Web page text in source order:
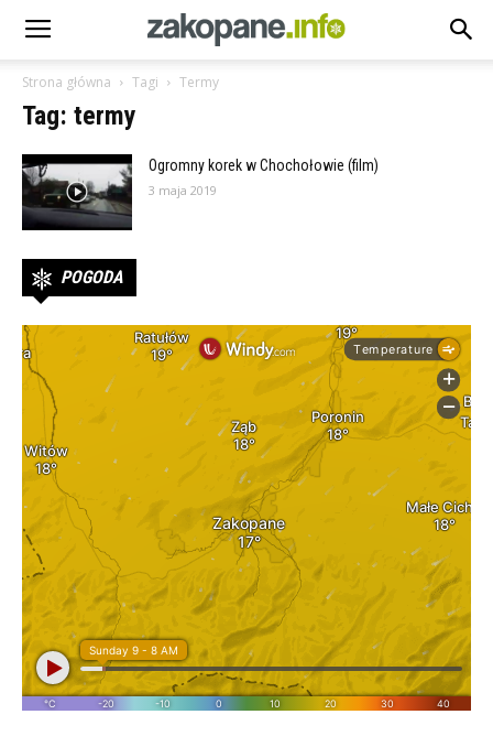
Strona główna Tagi Termy
Tag: termy
Ogromny korek w Chochołowie (film)
3 maja 2019
POGODA